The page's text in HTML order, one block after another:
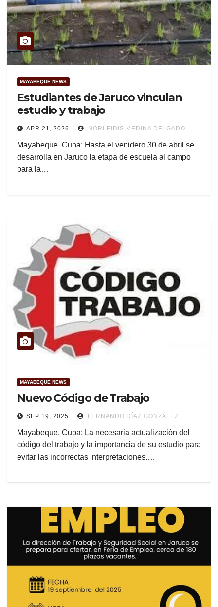
MAYABEQUE NEWS
Estudiantes de Jaruco vinculan
estudio y trabajo
APR 21, 2026 NORLEIDIS MEDINA DELGADO
Mayabeque, Cuba: Hasta el venidero 30 de abril se
desarrolla en Jaruco la etapa de escuela al campo
para la…
MAYABEQUE NEWS
Nuevo Código de Trabajo
SEP 19, 2025 FERNANDO DÍAZ GONZÁLEZ
Mayabeque, Cuba: La necesaria actualización del
código del trabajo y la importancia de su estudio para
evitar las incorrectas interpretaciones,…